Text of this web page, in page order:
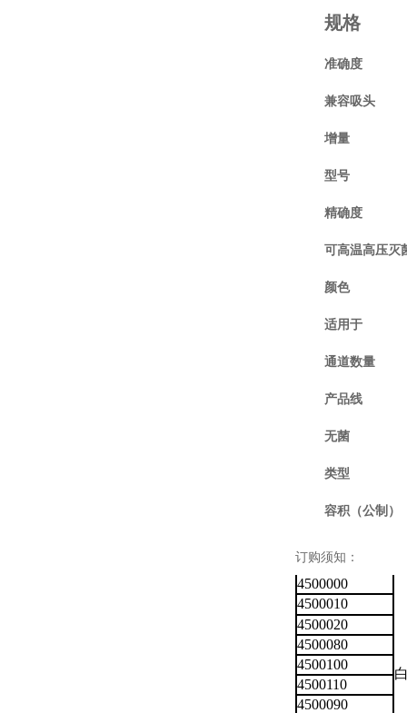
规格
准确度
兼容吸头
增量
型号
精确度
可高温高压灭
颜色
适用于
通道数量
产品线
无菌
类型
容积（公制）
订购须知：
4500000
4500010
4500020
4500080
4500100
4500110
4500090